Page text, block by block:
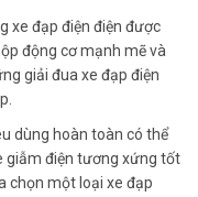
xe đạp điện điện được
động cơ mạnh mẽ và
giải đua xe đạp điện
dùng hoàn toàn có thể
giẫm điện tương xứng tốt
chọn một loại xe đạp